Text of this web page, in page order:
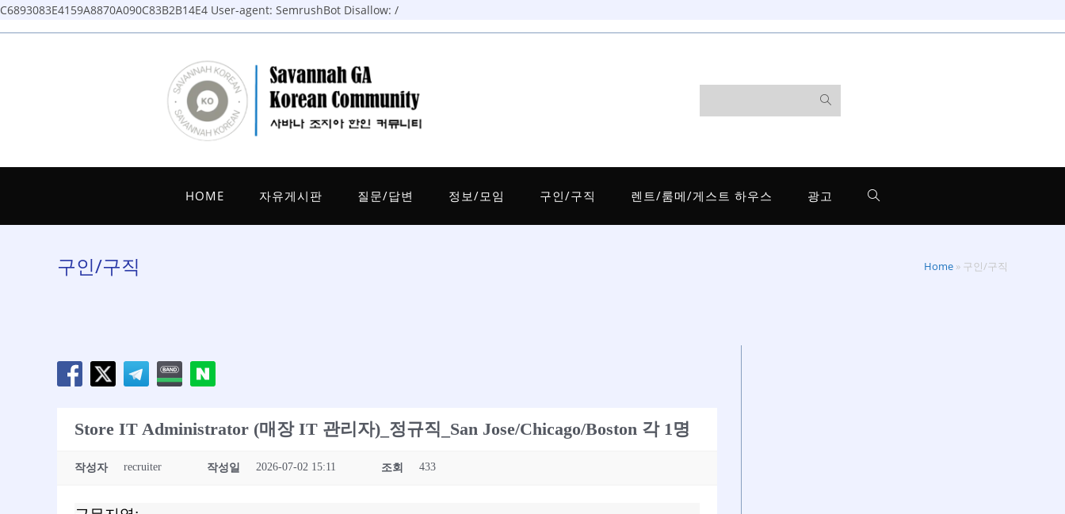
C6893083E4159A8870A090C83B2B14E4 User-agent: SemrushBot Disallow: /
Skip
HOME 자유게시판 질문/답변 정보/모임 구인/구직 렌트/룸메/게스트 하우스 광고
구인/구직 Home » 구인/구직